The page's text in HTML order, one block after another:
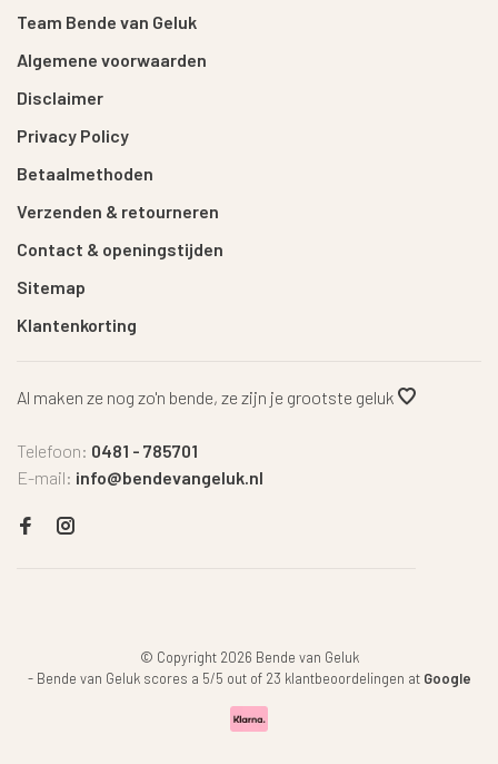
Team Bende van Geluk
Algemene voorwaarden
Disclaimer
Privacy Policy
Betaalmethoden
Verzenden & retourneren
Contact & openingstijden
Sitemap
Klantenkorting
Al maken ze nog zo'n bende, ze zijn je grootste geluk
Telefoon: 0481 - 785701
E-mail: info@bendevangeluk.nl
© Copyright 2026 Bende van Geluk
- Bende van Geluk scores a 5/5 out of 23 klantbeoordelingen at Google